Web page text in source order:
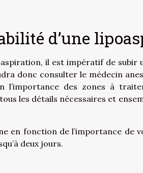
d’une
il est impératif de subir
donc consulter le médecin
l’importance des zones à
les détails nécessaires et
en fonction de l’importance de
deux jours.